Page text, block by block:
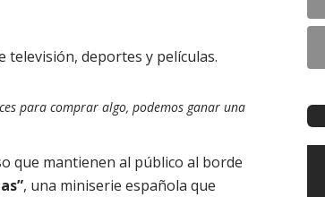
para comprar algo, podemos ganar una
que mantienen al público al borde
, una miniserie española que